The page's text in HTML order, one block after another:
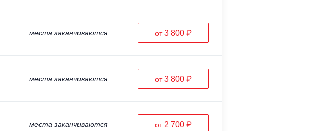
места заканчиваются от3 800 ₽
места заканчиваются от3 800 ₽
места заканчиваются от 2 700 ₽